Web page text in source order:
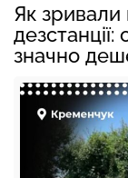
Як
значно